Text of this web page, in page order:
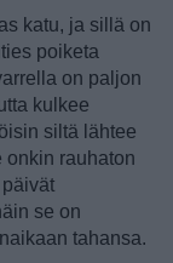
katu, ja sillä on
poiketa
on paljon
kulkee
siltä lähtee
rauhaton
se on
tahansa.